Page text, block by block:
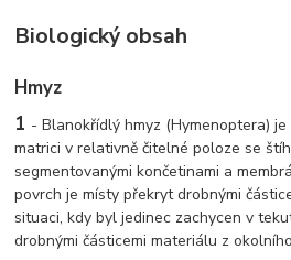
Biologický obsah
Hmyz
1 -Blanokřídlý hmyz (Hymenoptera)
matrici v relativně čitelné poloze se
segmentovanými končetinami a
povrch je místy překryt drobnými
situaci, kdy byl jedinec zachycen v
drobnými částicemi materiálu z